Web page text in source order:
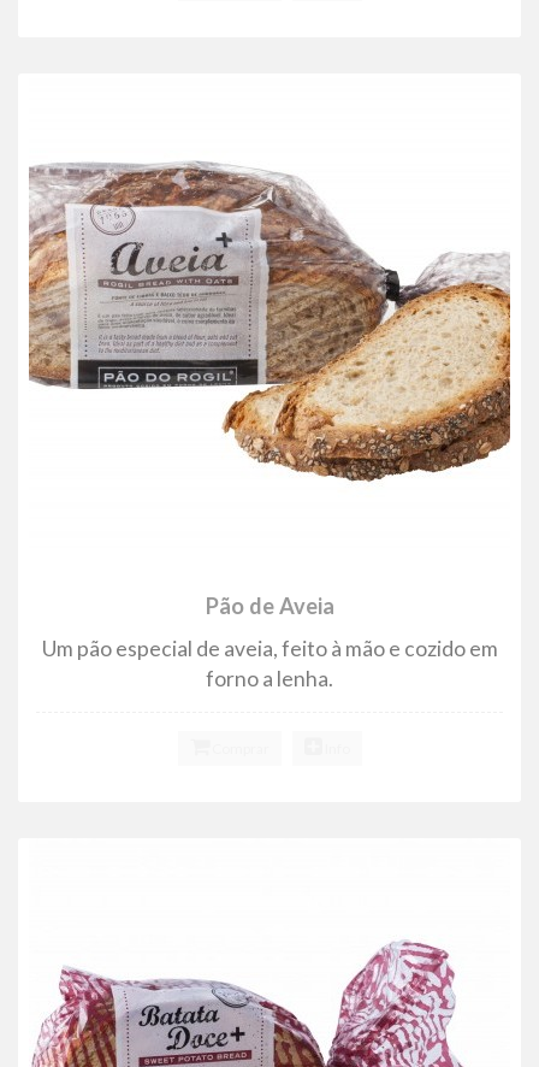
Pão de Aveia
Um pão especial de aveia, feito à mão e cozido em
forno a lenha.